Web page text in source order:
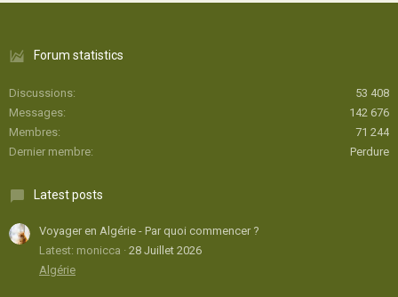
Forum statistics
Discussions
53 408
Messages
142 676
Membres
71 244
Dernier membre
Perdure
Latest posts
Voyager en Algérie - Par quoi commencer ?
Latest: monicca
28 Juillet 2026
Algérie